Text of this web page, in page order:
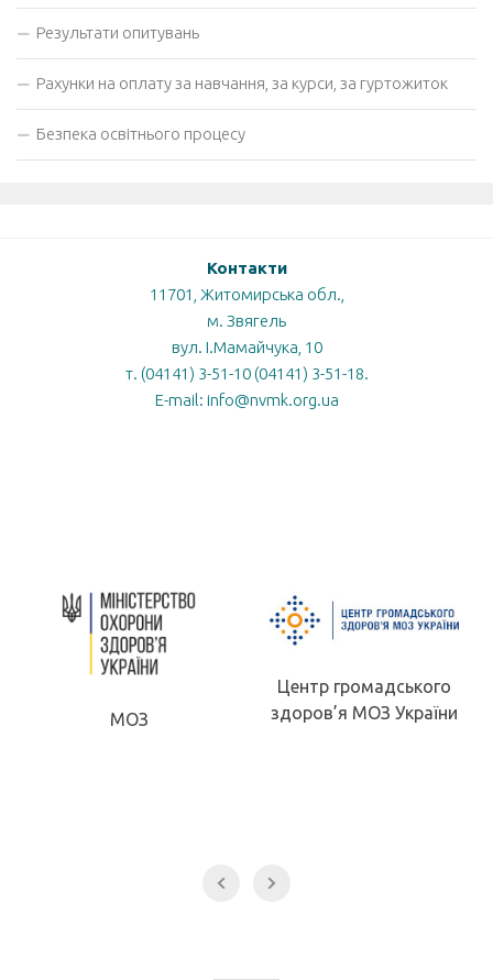
Результати опитувань
Рахунки на оплату за навчання, за курси, за гуртожиток
Безпека освітнього процесу
Контакти
11701, Житомирська обл.,
м. Звягель
вул. І.Мамайчука, 10
т. (04141) 3-51-10 (04141) 3-51-18.
E-mail: info@nvmk.org.ua
МОЗ
Центр громадського
здоров’я МОЗ України